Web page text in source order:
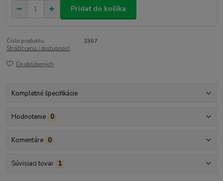
Pridať do košíka
Číslo produktu:
2307
Strážiť cenu / dostupnosť
Do obľúbených
Kompletné špecifikácie
Hodnotenie 0
Komentáre 0
Súvisiaci tovar 1